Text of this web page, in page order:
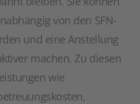
von den SFN-
und eine Anstellung
machen. Zu diesen
wie